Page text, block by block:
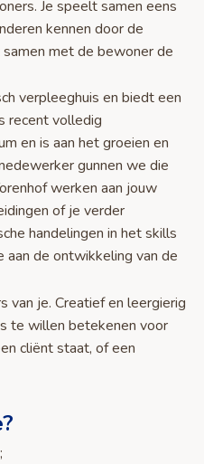
Je speelt samen eens
kennen door de
met de bewoner de
verpleeghuis en biedt een
recent volledig
en is aan het groeien en
gunnen we die
werken aan jouw
of je verder
handelingen in het skills
aan de ontwikkeling van de
van je. Creatief en leergierig
te willen betekenen voor
cliënt staat, of een